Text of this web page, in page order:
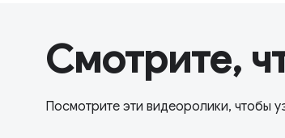
Смотрите,
Посмотрите эти видеоролики, чтобы